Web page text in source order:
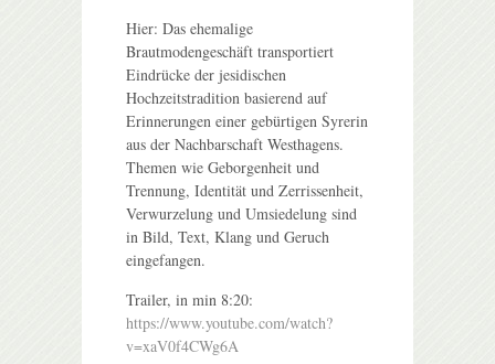
Hier: Das ehemalige
Brautmodengeschäft transportiert
Eindrücke der jesidischen
Hochzeitstradition basierend auf
Erinnerungen einer gebürtigen Syrerin
aus der Nachbarschaft Westhagens.
Themen wie Geborgenheit und
Trennung, Identität und Zerrissenheit,
Verwurzelung und Umsiedelung sind
in Bild, Text, Klang und Geruch
eingefangen.
Trailer, in min 8:20:
https://www.youtube.com/watch?
v=xaV0f4CWg6A